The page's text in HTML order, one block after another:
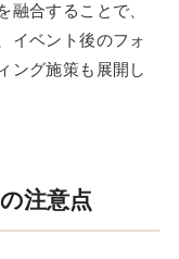
融合することで、
イベント後のフォ
ング施策も展開し
注意点